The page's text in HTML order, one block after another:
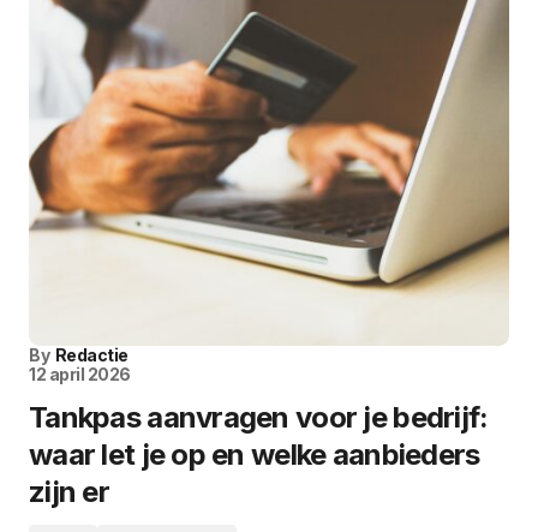
By Redactie
12 april 2026
Tankpas aanvragen voor je bedrijf:
waar let je op en welke aanbieders
zijn er